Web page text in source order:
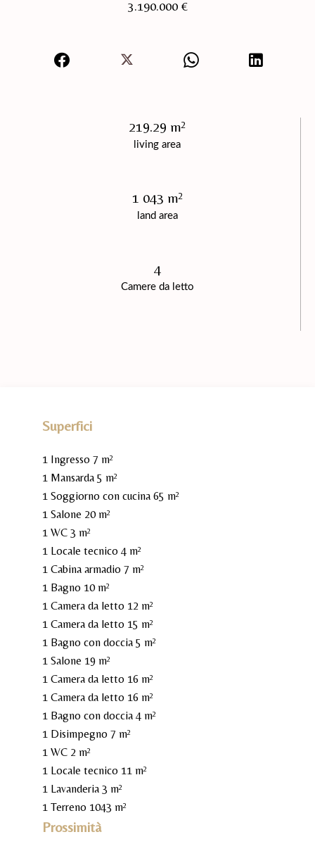
living area
219.29 m²
land area
1 043 m²
Camere da letto
4
3.190.000 €
Superfici
1 Ingresso 7 m²
1 Mansarda 5 m²
1 Soggiorno con cucina 65 m²
1 Salone 20 m²
1 WC 3 m²
1 Locale tecnico 4 m²
1 Cabina armadio 7 m²
1 Bagno 10 m²
1 Camera da letto 12 m²
1 Camera da letto 15 m²
1 Bagno con doccia 5 m²
1 Salone 19 m²
1 Camera da letto 16 m²
1 Camera da letto 16 m²
1 Bagno con doccia 4 m²
1 Disimpegno 7 m²
1 WC 2 m²
1 Locale tecnico 11 m²
1 Lavanderia 3 m²
1 Terreno 1043 m²
Prossimità